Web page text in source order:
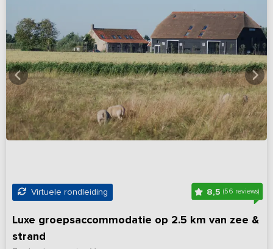
Virtuele rondleiding 8,5 (56 reviews)
Luxe groepsaccommodatie op 2.5 km van zee &
strand